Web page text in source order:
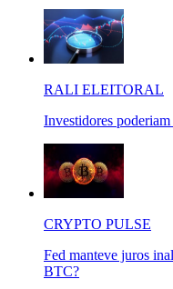
RALI ELEITORAL
Investidores poderiam
CRYPTO PULSE
Fed manteve juros
BTC?